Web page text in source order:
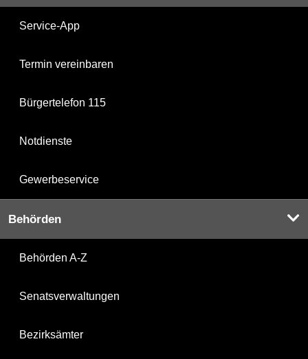
Service-App
Termin vereinbaren
Bürgertelefon 115
Notdienste
Gewerbeservice
Behörden
Behörden A-Z
Senatsverwaltungen
Bezirksämter